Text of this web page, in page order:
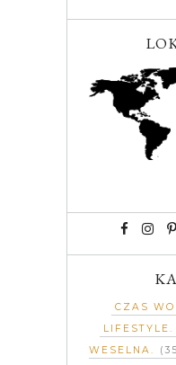
CZAS
LIFESTYLE
WESELNA